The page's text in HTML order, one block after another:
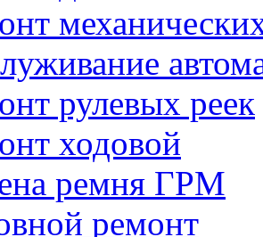
рулевых реек
ходовой
ремня ГРМ
ремонт